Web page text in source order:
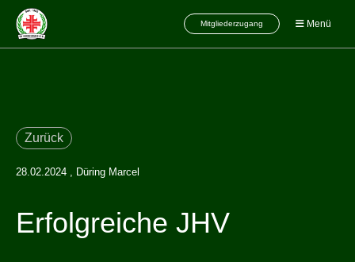
Mitgliederzugang Menü
Zurück
28.02.2024 , Düring Marcel
Erfolgreiche JHV